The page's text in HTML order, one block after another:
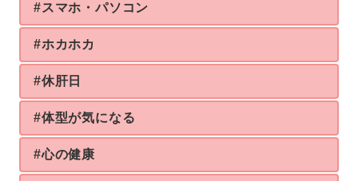
#スマホ・パソコン
#ホカホカ
#休肝日
#体型が気になる
#心の健康